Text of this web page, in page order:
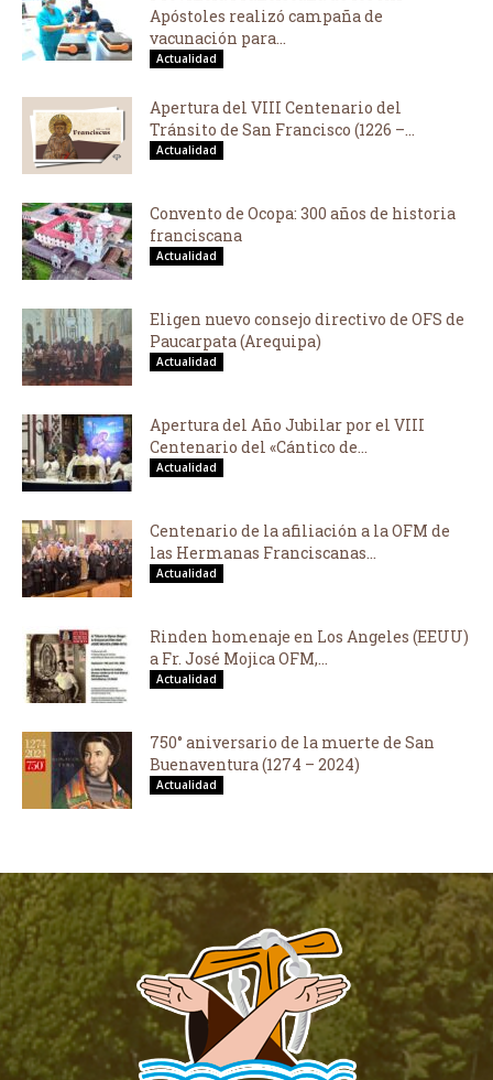
Apóstoles realizó campaña de
vacunación para...
Actualidad
Apertura del VIII Centenario del
Tránsito de San Francisco (1226 –...
Actualidad
Convento de Ocopa: 300 años de historia
franciscana
Actualidad
Eligen nuevo consejo directivo de OFS de
Paucarpata (Arequipa)
Actualidad
Apertura del Año Jubilar por el VIII
Centenario del «Cántico de...
Actualidad
Centenario de la afiliación a la OFM de
las Hermanas Franciscanas...
Actualidad
Rinden homenaje en Los Angeles (EEUU)
a Fr. José Mojica OFM,...
Actualidad
750° aniversario de la muerte de San
Buenaventura (1274 – 2024)
Actualidad